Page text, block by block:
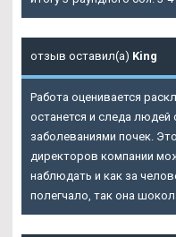
отзыв оставил(а) King
Работа оценивается
останется и следа людей
заболеваниями почек.
директоров компании
наблюдать и как за
полегчало, так она